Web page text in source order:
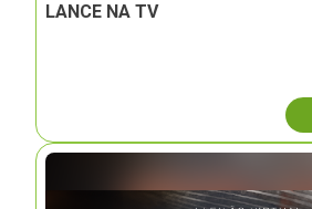
LANCE NA TV